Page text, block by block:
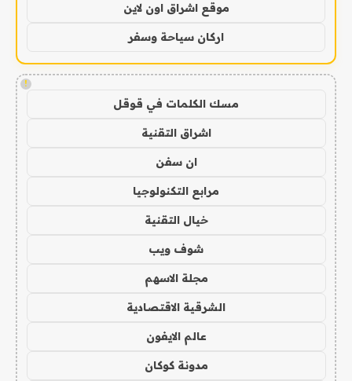
موقع اشراق اون لاين
اركان سياحة وسفر
!
مسك الكلمات في قوقل
اشراق التقنية
ان سفن
مرابع التكنولوجيا
خيال التقنية
شوف ويب
مجلة الاسهم
الشرقية الاقتصادية
عالم الايفون
مدونة كوكان